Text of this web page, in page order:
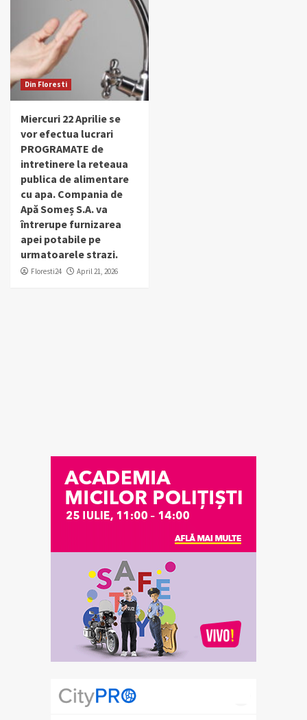
Din Floresti
Miercuri 22 Aprilie se
vor efectua lucrari
PROGRAMATE de
intretinere la reteaua
publica de alimentare
cu apa. Compania de
Apă Someș S.A. va
întrerupe furnizarea
apei potabile pe
urmatoarele strazi.
Floresti24 April 21, 2026